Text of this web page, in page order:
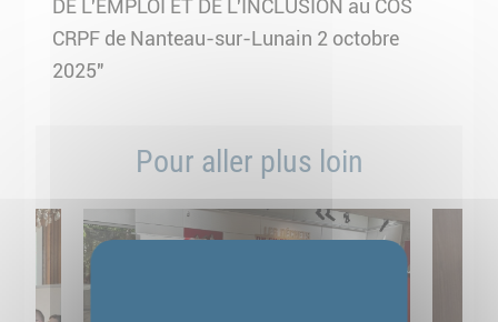
DE L'EMPLOI ET DE L'INCLUSION au COS
CRPF de Nanteau-sur-Lunain 2 octobre
2025"
Pour aller plus loin